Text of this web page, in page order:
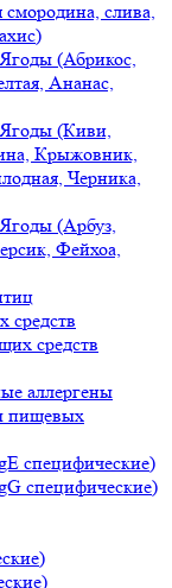
слива,
(Абрикос,
Ананас,
(Киви,
Крыжовник,
Черника,
(Арбуз,
Фейхоа,
средств
средств
аллергены
пищевых
специфические)
специфические)